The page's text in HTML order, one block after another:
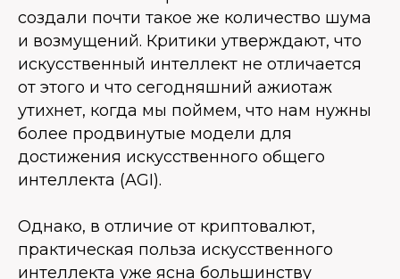
создали почти такое же количество шума
и возмущений. Критики утверждают, что
искусственный интеллект не отличается
от этого и что сегодняшний ажиотаж
утихнет, когда мы поймем, что нам нужны
более продвинутые модели для
достижения искусственного общего
интеллекта (AGI).
Однако, в отличие от криптовалют,
практическая польза искусственного
интеллекта уже ясна большинству